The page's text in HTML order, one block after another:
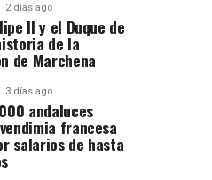
2 días ago
II y el Duque de
de la
de Marchena
3 días ago
andaluces
francesa
salarios de hasta